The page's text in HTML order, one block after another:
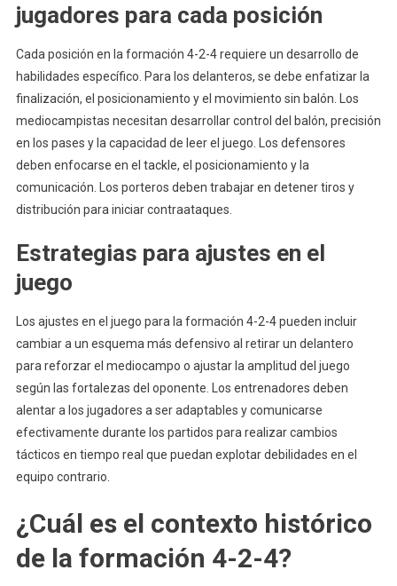
jugadores para cada posición
Cada posición en la formación 4-2-4 requiere un desarrollo de
habilidades específico. Para los delanteros, se debe enfatizar la
finalización, el posicionamiento y el movimiento sin balón. Los
mediocampistas necesitan desarrollar control del balón, precisión
en los pases y la capacidad de leer el juego. Los defensores
deben enfocarse en el tackle, el posicionamiento y la
comunicación. Los porteros deben trabajar en detener tiros y
distribución para iniciar contraataques.
Estrategias para ajustes en el
juego
Los ajustes en el juego para la formación 4-2-4 pueden incluir
cambiar a un esquema más defensivo al retirar un delantero
para reforzar el mediocampo o ajustar la amplitud del juego
según las fortalezas del oponente. Los entrenadores deben
alentar a los jugadores a ser adaptables y comunicarse
efectivamente durante los partidos para realizar cambios
tácticos en tiempo real que puedan explotar debilidades en el
equipo contrario.
¿Cuál es el contexto histórico
de la formación 4-2-4?